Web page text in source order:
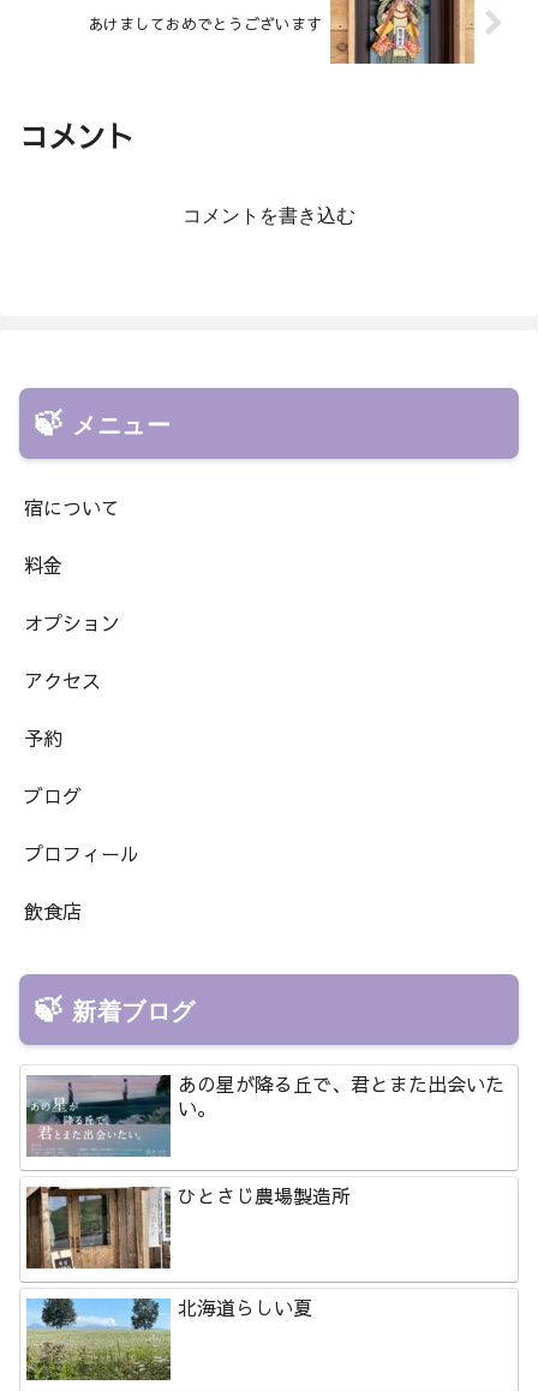
あけましておめでとうございます
コメント
コメントを書き込む
メニュー
宿について
料金
オプション
アクセス
予約
ブログ
プロフィール
飲食店
新着ブログ
あの星が降る丘で、君とまた出会いた
い。
ひとさじ農場製造所
北海道らしい夏